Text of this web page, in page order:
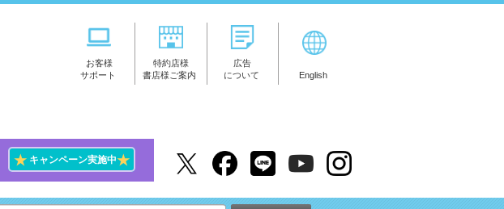
お客様
サポート
特約店様
書店様ご案内
広告
について
English
★キャンペーン実施中★